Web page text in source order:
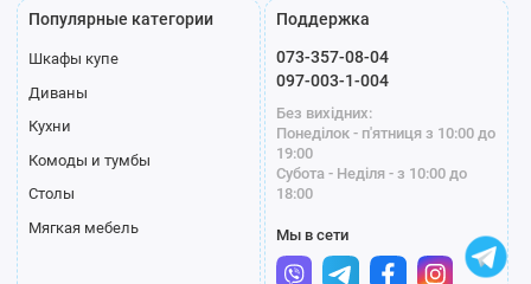
Популярные категории
Шкафы купе
Диваны
Кухни
Комоды и тумбы
Столы
Мягкая мебель
Поддержка
073-357-08-04
097-003-1-004
Без вихідних:
Понеділок - п'ятниця з 10:00 до
19:00
Субота - Неділя - з 10:00 до
18:00
Мы в сети